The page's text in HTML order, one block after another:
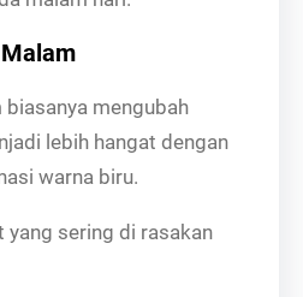
mengubah
lebih hangat dengan
warna biru.
yang sering di rasakan